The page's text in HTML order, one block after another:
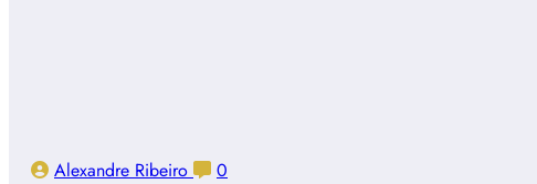
Alexandre Ribeiro 0